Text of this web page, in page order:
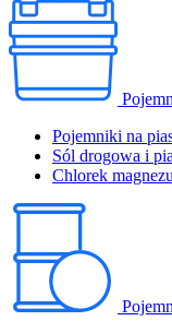
Pojemniki na
Sól drogowa i
Chlorek